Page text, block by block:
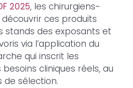
2025, les chirurgiens-
ces produits
stands des exposants et
via l’application du
qui inscrit les
cliniques réels, au
sélection.